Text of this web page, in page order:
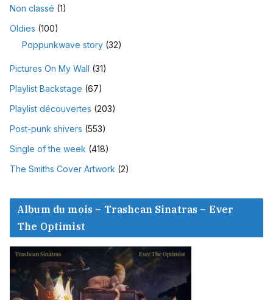
Non classé (1)
Oldies (100)
Poppunkwave story (32)
Pictures On My Wall
(31)
Playlist Backstage (67)
Playlist découvertes (203)
Post-punk shivers (553)
Single of the week (418)
The Smiths Cover Artwork (2)
Album du mois – Trashcan Sinatras – Ever
The Optimist